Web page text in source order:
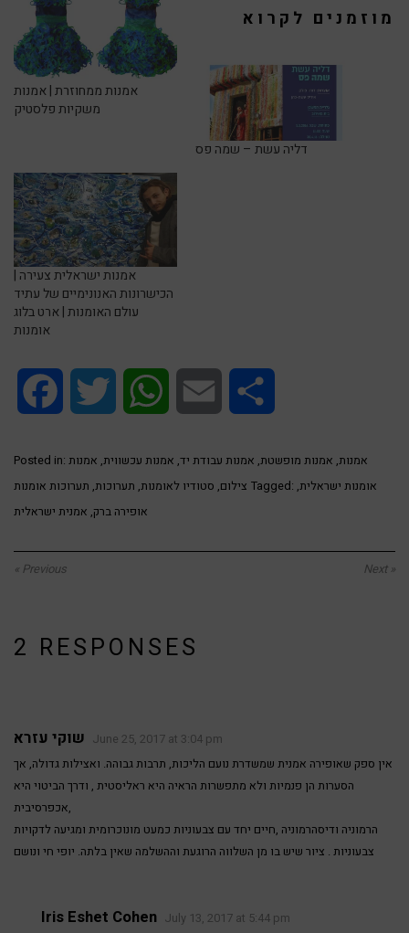
מוזמנים לקרוא
אמנות ממחוזרת | אמנות
משקיות פלסטיק
דליה עשת – שמה פס
אמנות ישראלית צעירה |
הכישרונות האנונימיים של עתיד
עולם האומנות | ארט בלוג
אומנות
Facebook Twitter WhatsApp Email
Posted in: אמנות, אמנות מופשטת, אמנות עבודת יד, אמנות עכשווית, אמנות
צילום, סטודיו לאומנות, תערוכות, תערוכות אומנות Tagged: אומנות ישראלית,
אופירה ברק, אמנית ישראלית
« Previous Next »
2 RESPONSES
שוקי עזרא June 25, 2017 at 3:04 pm
אין ספק שאופירה אמנית שמשדרת נועם הליכות, תרבות גבוהה. ואצילות גדולה, אך
הסערות הן פנמיות ולא מתפשרות הראיה היא ראליסטית , ודרך הביטוי היא
אכפרסיבית,
הרמוניה ודיסהרמוניה ,חיים יחד עם צבעוניות כמעט מונוכרומית ומגיעה לדקויות
צבעוניות . ציור שיש בו מן השלווה הרוגעת וההשלמה שאין בלתה. יופי חי ונושם
Iris Eshet Cohen July 13, 2017 at 5:44 pm